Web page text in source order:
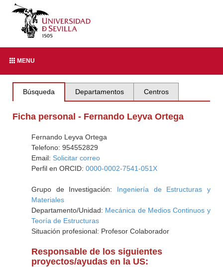
MENU
Búsqueda Departamentos Centros
Ficha personal - Fernando Leyva Ortega
Fernando Leyva Ortega
Telefono: 954552829
Email: Solicitar correo
Perfil en ORCID: 0000-0002-7541-051X
Grupo de Investigación: Ingeniería de Estructuras y
Materiales
Departamento/Unidad: Mecánica de Medios Continuos y
Teoría de Estructuras
Situación profesional: Profesor Colaborador
Responsable de los siguientes
proyectos/ayudas en la US: